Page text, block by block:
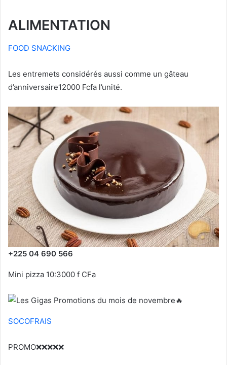
ALIMENTATION
FOOD SNACKING
Les entremets considérés aussi comme un gâteau
d’anniversaire12000 Fcfa l’unité.
+225 04 690 566
Mini pizza 10:3000 f CFa
SOCOFRAIS
PROMO❌❌❌❌❌